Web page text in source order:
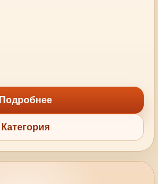
Подробнее
Категория